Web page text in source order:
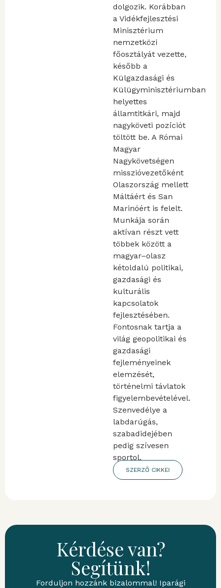
dolgozik. Korábban
a Vidékfejlesztési
Minisztérium
nemzetközi
főosztályát vezette,
később a
Külgazdasági és
Külügyminisztériumban
helyettes
államtitkári, majd
nagyköveti pozíciót
töltött be. A Római
Magyar
Nagykövetségen
misszióvezetőként
Olaszország mellett
Máltáért és San
Marinóért is felelt.
Munkája során
aktívan részt vett
többek között a
magyar–olasz
kétoldalú politikai,
gazdasági és
kulturális
kapcsolatok
fejlesztésében.
Fontosnak tartja a
világ geopolitikai és
gazdasági
fejleményeinek
elemzését,
történelmi távlatok
figyelembevételével.
Szenvedélye a
labdarúgás,
szabadidejében
pedig szívesen
sportol.
SZERZŐ CIKKEI
Kérdése van?
Segítünk!
Forduljon hozzánk bizalommal! Iparági